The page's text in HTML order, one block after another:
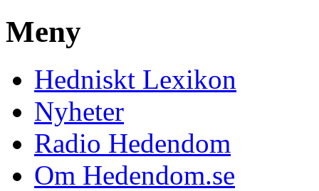
Meny
Hedniskt Lexikon
Nyheter
Radio Hedendom
Om Hedendom.se